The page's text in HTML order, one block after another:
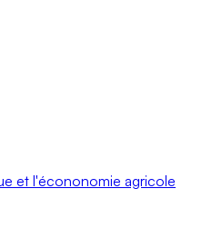
et l'écononomie agricole